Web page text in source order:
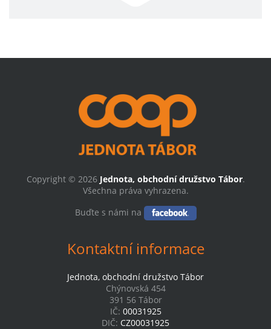
Copyright © 2026 Jednota, obchodní družstvo Tábor.
Všechna práva vyhrazena.
Buďte s námi na
Kontaktní informace
Jednota, obchodní družstvo Tábor
Chýnovská 454
391 56 Tábor
IČ: 00031925
DIČ: CZ00031925